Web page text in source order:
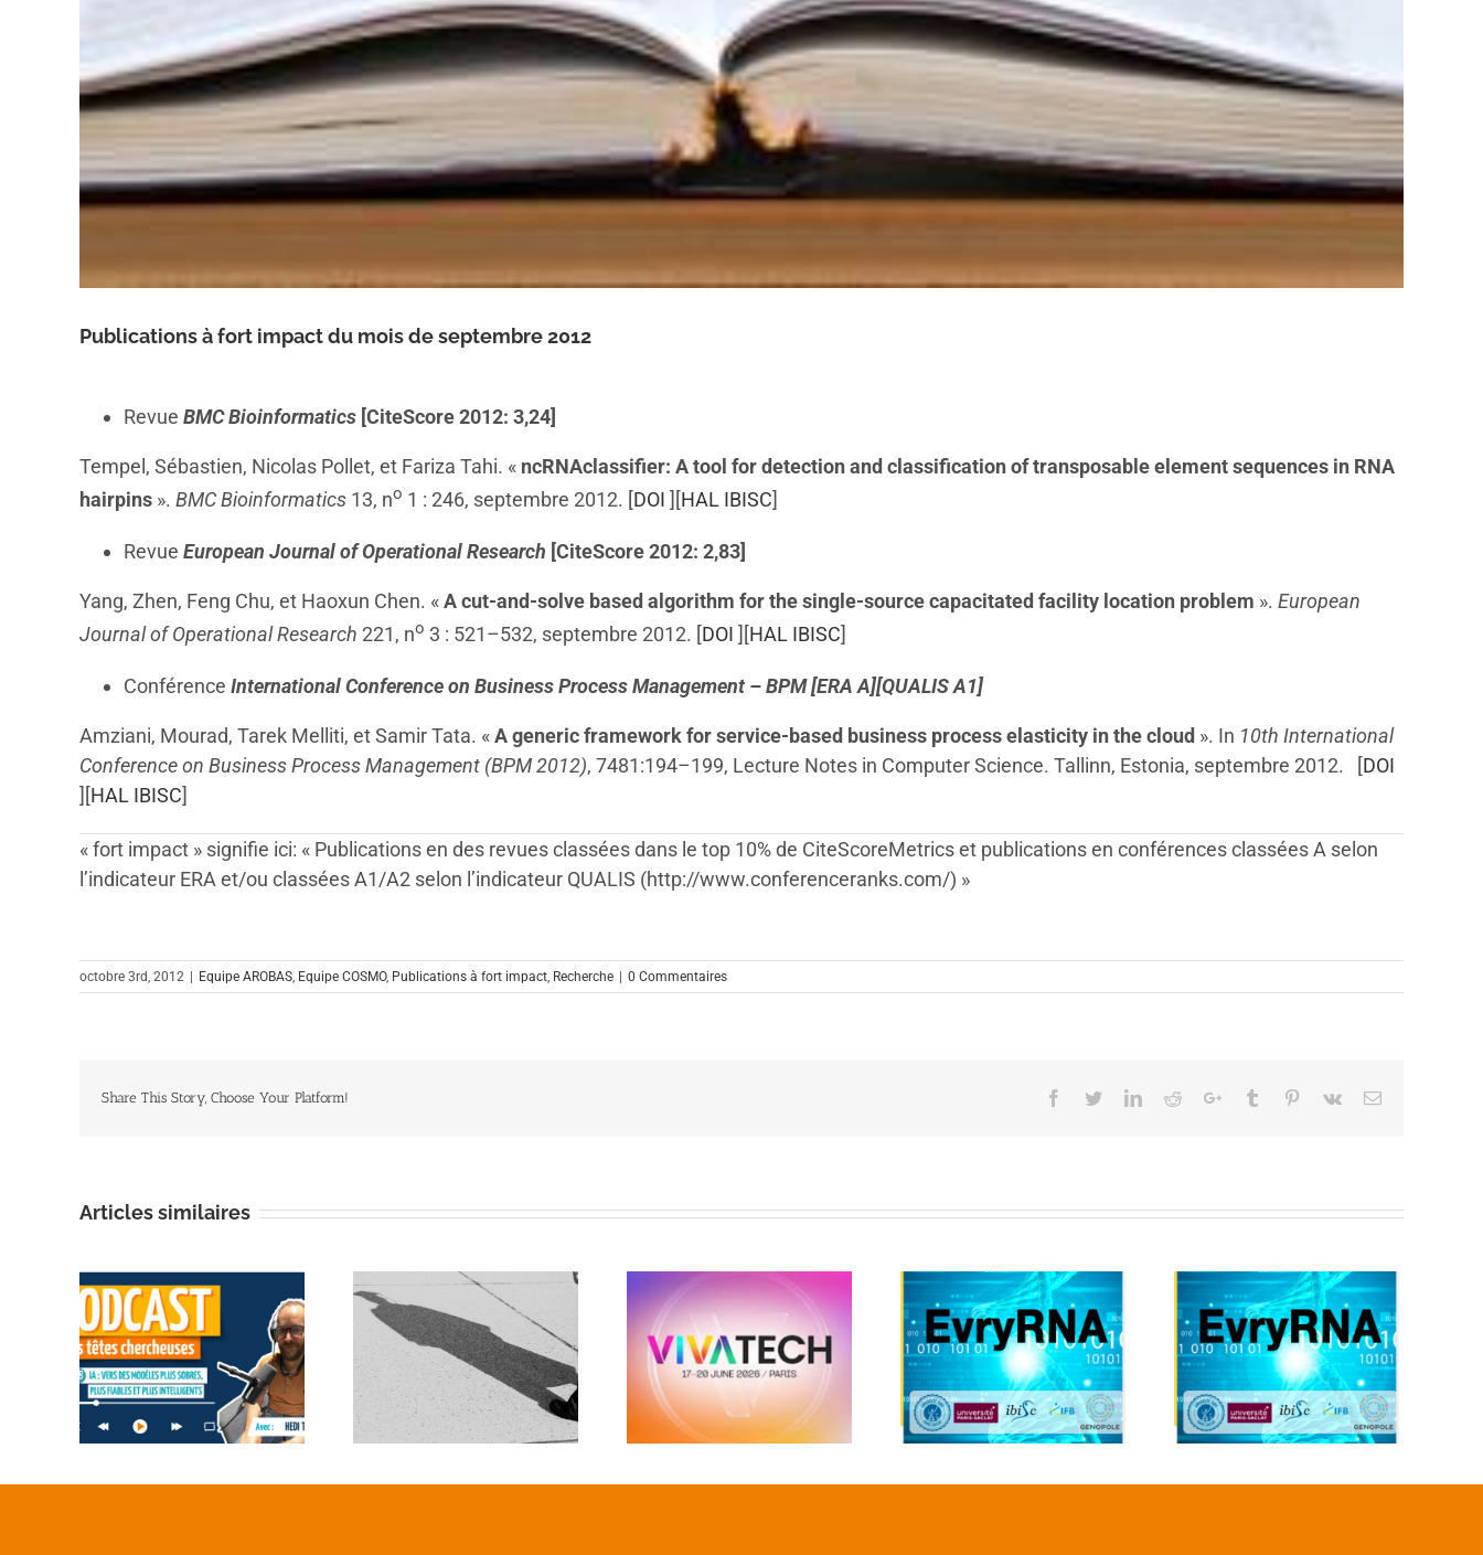
Publications à fort impact du mois de septembre 2012
Revue BMC Bioinformatics [CiteScore 2012: 3,24]
Tempel, Sébastien, Nicolas Pollet, et Fariza Tahi. « ncRNAclassifier: A tool for detection and classification of transposable element sequences in RNA
hairpins ». BMC Bioinformatics 13, no 1 : 246, septembre 2012. [DOI ][HAL IBISC]
Revue European Journal of Operational Research [CiteScore 2012: 2,83]
Yang, Zhen, Feng Chu, et Haoxun Chen. «A cut-and-solve based algorithm for the single-source capacitated facility location problem ». European
Journal of Operational Research 221, no 3 : 521–532, septembre 2012. [DOI ][HAL IBISC]
Conférence International Conference on Business Process Management – BPM [ERA A][QUALIS A1]
Amziani, Mourad, Tarek Melliti, et Samir Tata. «A generic framework for service-based business process elasticity in the cloud ». In 10th International
Conference on Business Process Management (BPM 2012), 7481:194–199, Lecture Notes in Computer Science. Tallinn, Estonia, septembre 2012. [DOI
][HAL IBISC]
« fort impact » signifie ici: « Publications en des revues classées dans le top 10% de CiteScoreMetrics et publications en conférences classées A selon
l’indicateur ERA et/ou classées A1/A2 selon l’indicateur QUALIS (http://www.conferenceranks.com/) »
octobre 3rd, 2012 Equipe AROBAS, Equipe COSMO, Publications à fort impact, Recherche 0 Commentaires
Share This Story, Choose Your Platform! Facebook
TwitterLinkedinRedditGoogle+Tumblr Pinterest
Vk Email
Articles similaires